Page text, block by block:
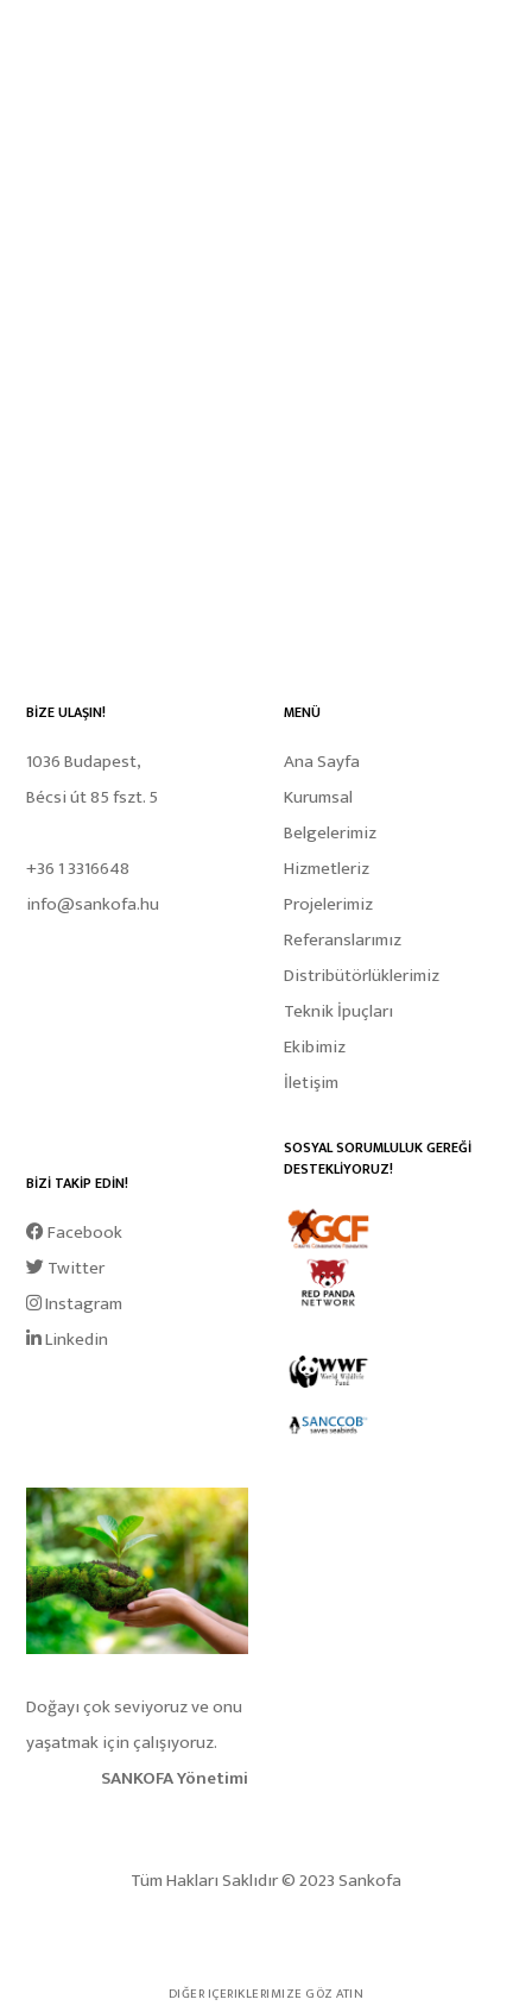
BİZE ULAŞIN!
1036 Budapest,
Bécsi út 85 fszt. 5
+36 1 3316648
info@sankofa.hu
MENÜ
Ana Sayfa
Kurumsal
Belgelerimiz
Hizmetleriz
Projelerimiz
Referanslarımız
Distribütörlüklerimiz
Teknik İpuçları
Ekibimiz
İletişim
BİZİ TAKİP EDİN!
Facebook
Twitter
Instagram
Linkedin
SOSYAL SORUMLULUK GEREĞİ
DESTEKLİYORUZ!
Doğayı çok seviyoruz ve onu
yaşatmak için çalışıyoruz.
SANKOFA Yönetimi
Tüm Hakları Saklıdır © 2023 Sankofa
DIĞER IÇERIKLERIMIZE GÖZ ATIN